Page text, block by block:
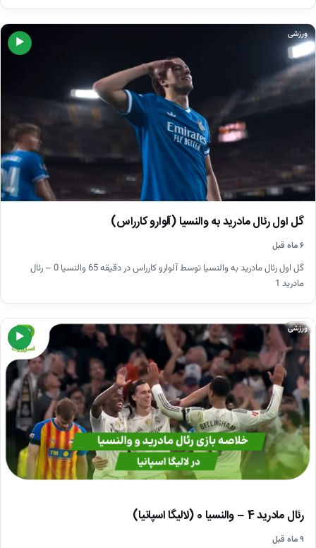
▶
ورزشی
گل اول رئال مادرید به والنسیا (آلوارو کارراس)
۶ ماه قبل
گل اول رئال مادرید به والنسیا توسط آلوارو کارراس در دقیقه 65 والنسیا 0 – رئال
مادرید 1
▶
ورزشی
رئال مادرید 4 – والنسیا 0 (لالیگا اسپانیا)
۹ ماه قبل